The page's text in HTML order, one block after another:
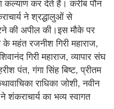
कल्याण कर देते हैं। करीब पौन
ने श्रद्धालुओं से
की अपील की।इस मौके पर
के महंत रजनीश गिरी महाराज,
गिरी महाराज, व्यापार संघ
पंत, गंगा सिंह बिष्ट, प्रीतम
राधिका जोशी, नवीन
का भव्य स्वागत